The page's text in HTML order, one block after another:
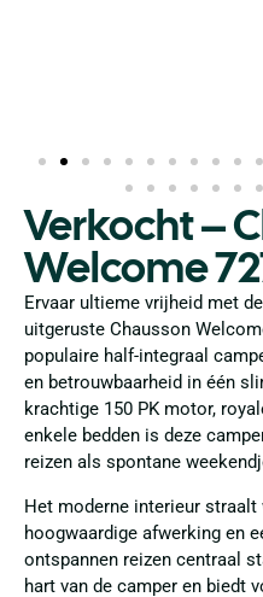
Verkocht –
Welcome
Ervaar ultieme vrijheid met
uitgeruste Chausson
populaire half-integraal
en betrouwbaarheid in één
krachtige 150 PK motor,
enkele bedden is deze
reizen als spontane
Het moderne interieur
hoogwaardige afwerking en
ontspannen reizen centraal
hart van de camper en biedt